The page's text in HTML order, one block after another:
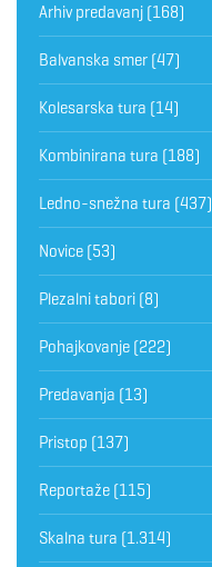
Arhiv predavanj (168)
Balvanska smer (47)
Kolesarska tura (14)
Kombinirana tura (188)
Ledno-snežna tura (437)
Novice (53)
Plezalni tabori (8)
Pohajkovanje (222)
Predavanja (13)
Pristop (137)
Reportaže (115)
Skalna tura (1.314)